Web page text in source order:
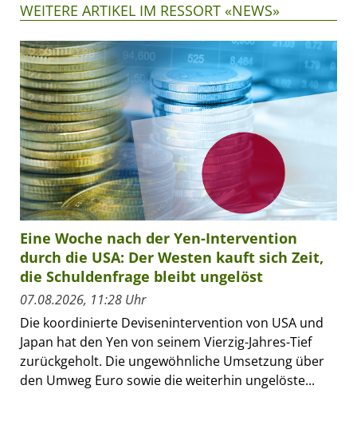
WEITERE ARTIKEL IM RESSORT «NEWS»
Eine Woche nach der Yen-Intervention
durch die USA: Der Westen kauft sich Zeit,
die Schuldenfrage bleibt ungelöst
07.08.2026, 11:28 Uhr
Die koordinierte Devisenintervention von USA und
Japan hat den Yen von seinem Vierzig-Jahres-Tief
zurückgeholt. Die ungewöhnliche Umsetzung über
den Umweg Euro sowie die weiterhin ungelöste...